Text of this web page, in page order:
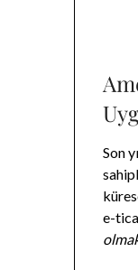
Son
e-